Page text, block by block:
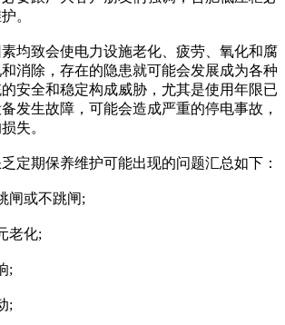
。
均致会使电力设施老化、疲劳、氧化和腐
消除，存在的隐患就可能会发展成为各种
安全和稳定构成威胁，尤其是使用年限已
发生故障，可能会造成严重的停电事故，
失。
定期保养维护可能出现的问题汇总如下：
闸或不跳闸;
老化;
;
;